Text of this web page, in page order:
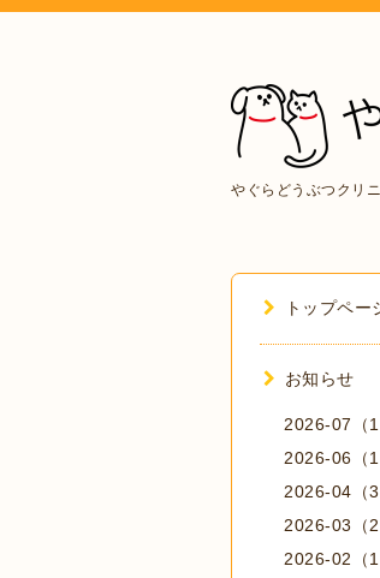
やぐらどうぶつクリ
トップペー
お知らせ
2026-07（1
2026-06（1
2026-04（3
2026-03（2
2026-02（1